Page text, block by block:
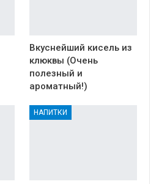
Вкуснейший кисель из
клюквы (Очень
полезный и
ароматный!)
НАПИТКИ